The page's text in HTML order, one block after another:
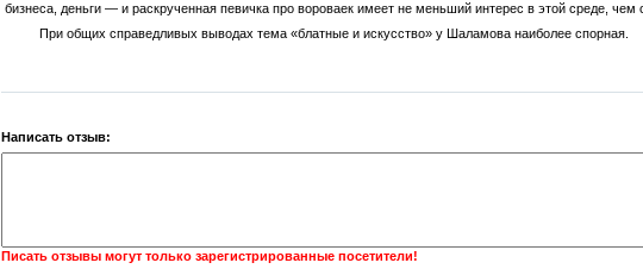
бизнеса, деньги — и раскрученная певичка про вороваек имеет не меньший интерес в этой среде, чем
При общих справедливых выводах тема «блатные и искусство» у Шаламова наиболее спорная.
Написать отзыв:
Писать отзывы могут только зарегистрированные посетители!